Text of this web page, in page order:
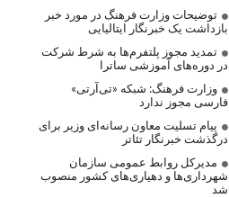
توضیحات وزارت فرهنگ در مورد خبر
بازداشت یک خبرنگار ایتالیایی
تمدید مجوز پلتفرم‌ها به شرط شرکت
در دوره‌های آموزشی ساترا
وزارت فرهنگ: شبکه «تی‌آرتی»
فارسی مجوز ندارد
پیام تسلیت معاون رسانه‌ای وزیر برای
درگذشت خبرنگار تئاتر
مدیرکل روابط عمومی سازمان
شهرداری‌ها و دهیاری‌های کشور منصوب
شد